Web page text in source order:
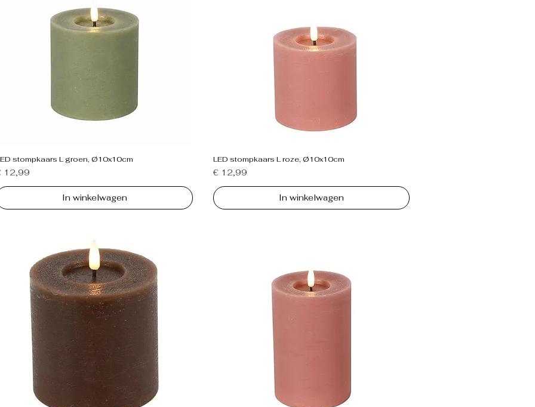
stompkaars L groen, Ø10x10cm
12,99
In winkelwagen
LED stompkaars L roze, Ø10x10cm
Prijs
€ 12,99
In winkelwagen